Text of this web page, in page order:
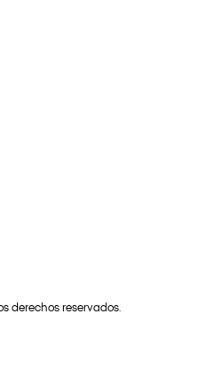
derechos reservados.